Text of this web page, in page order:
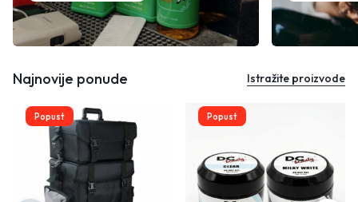
Najnovije ponude Istražite proizvode
Popust Popust